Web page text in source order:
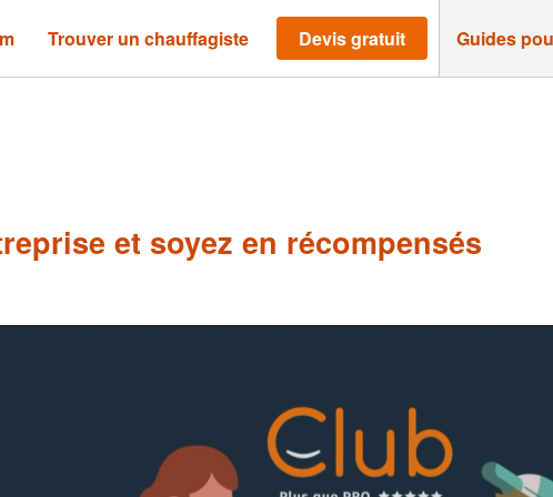
Trouver un chauffagiste Devis gratuit Guides
et soyez en récompensés